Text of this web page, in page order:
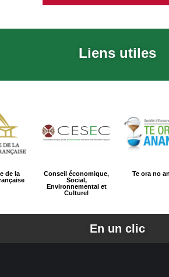
Liens utiles
de la
Conseil économique,
Social,
Environnemental et
Culturel
Te ora no
En un clic